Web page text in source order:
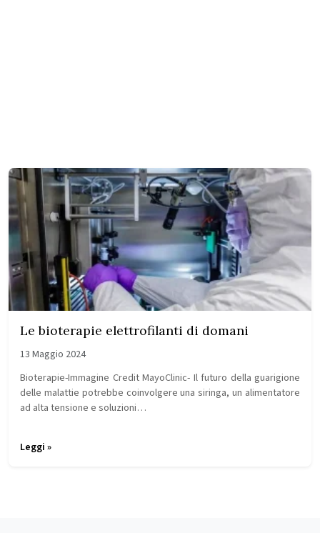
Le bioterapie elettrofilanti di domani
13 Maggio 2024
Bioterapie-Immagine Credit MayoClinic- Il futuro della guarigione
delle malattie potrebbe coinvolgere una siringa, un alimentatore
ad alta tensione e soluzioni…
Leggi »